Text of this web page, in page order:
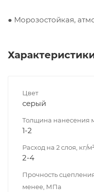
● Морозостойкая,
Цвет
серый
Толщина нанесения
1-2
Расход на 2 слоя, кг/м²
2-4
Прочность
менее, МПа